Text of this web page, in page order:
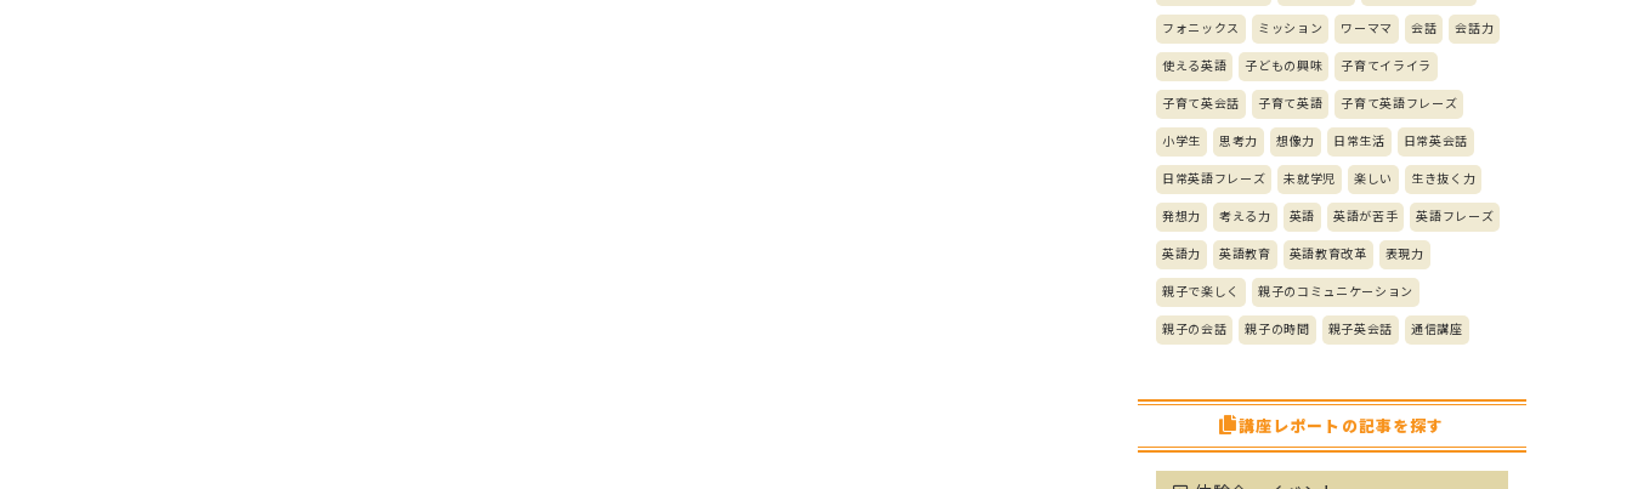
フォニックス ミッション ワーママ 会話 会話力
使える英語 子どもの興味 子育てイライラ
子育て英会話 子育て英語 子育て英語フレーズ
小学生 思考力 想像力 日常生活 日常英会話
日常英語フレーズ 未就学児 楽しい 生き抜く力
発想力 考える力 英語 英語が苦手 英語フレーズ
英語力 英語教育 英語教育改革 表現力
親子で楽しく 親子のコミュニケーション
親子の会話 親子の時間 親子英会話 通信講座
講座レポートの記事を探す